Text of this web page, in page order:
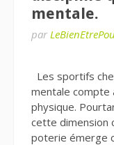
mentale.
par
Les sportifs
mentale compte
physique.
cette dimension
poterie émerge